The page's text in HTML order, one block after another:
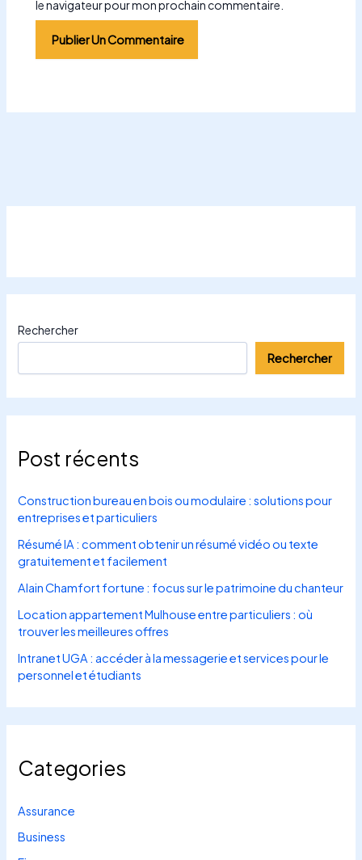
le navigateur pour mon prochain commentaire.
Rechercher
Rechercher
Post récents
Construction bureau en bois ou modulaire : solutions pour
entreprises et particuliers
Résumé IA : comment obtenir un résumé vidéo ou texte
gratuitement et facilement
Alain Chamfort fortune : focus sur le patrimoine du chanteur
Location appartement Mulhouse entre particuliers : où
trouver les meilleures offres
Intranet UGA : accéder à la messagerie et services pour le
personnel et étudiants
Categories
Assurance
Business